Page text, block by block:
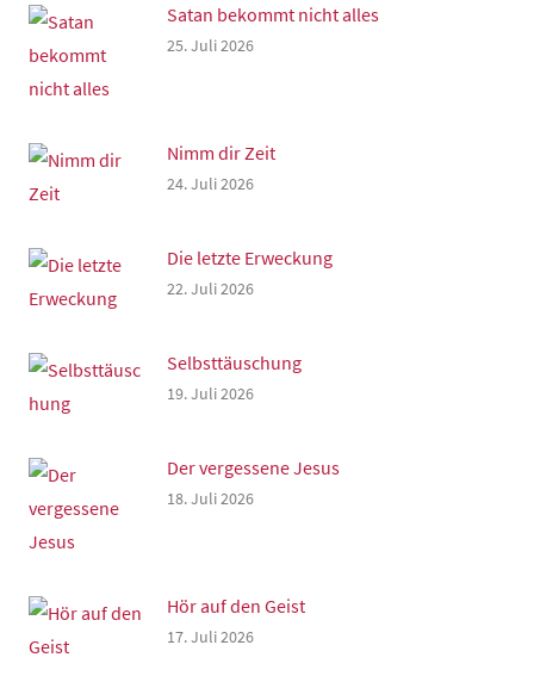
Satan bekommt nicht alles
25. Juli 2026
Nimm dir Zeit
24. Juli 2026
Die letzte Erweckung
22. Juli 2026
Selbsttäuschung
19. Juli 2026
Der vergessene Jesus
18. Juli 2026
Hör auf den Geist
17. Juli 2026